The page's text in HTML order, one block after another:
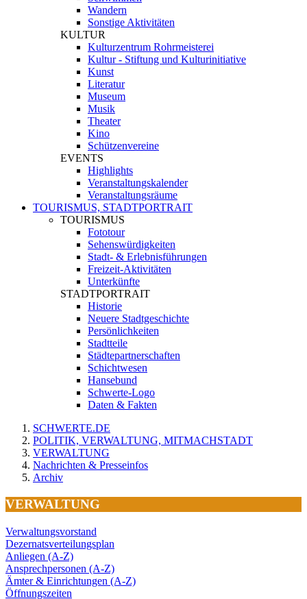
Wandern
Sonstige Aktivitäten
KULTUR
Kulturzentrum Rohrmeisterei
Kultur - Stiftung und Kulturinitiative
Kunst
Literatur
Museum
Musik
Theater
Kino
Schützenvereine
EVENTS
Highlights
Veranstaltungskalender
Veranstaltungsräume
TOURISMUS, STADTPORTRAIT
TOURISMUS
Fototour
Sehenswürdigkeiten
Stadt- & Erlebnisführungen
Freizeit-Aktivitäten
Unterkünfte
STADTPORTRAIT
Historie
Neuere Stadtgeschichte
Persönlichkeiten
Stadtteile
Städtepartnerschaften
Schichtwesen
Hansebund
Schwerte-Logo
Daten & Fakten
SCHWERTE.DE
POLITIK, VERWALTUNG, MITMACHSTADT
VERWALTUNG
Nachrichten & Presseinfos
Archiv
VERWALTUNG
Verwaltungsvorstand
Dezernatsverteilungsplan
Anliegen (A-Z)
Ansprechpersonen (A-Z)
Ämter & Einrichtungen (A-Z)
Öffnungszeiten